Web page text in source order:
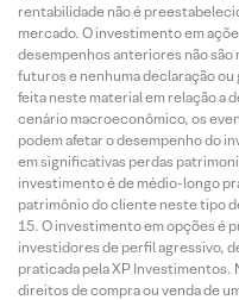
rentabilidade não é
mercado. O investimento em
desempenhos anteriores não
futuros e nenhuma declaração
feita neste material em relação a
cenário macroeconômico, os
podem afetar o desempenho do
em significativas perdas
investimento é de médio-longo
patrimônio do cliente neste tipo
O investimento em opções é
investidores de perfil agressivo,
praticada pela XP Investimentos.
direitos de compra ou venda de